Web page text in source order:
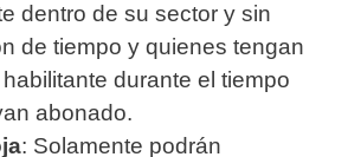
dentro de su sector y sin
de tiempo y quienes tengan
durante el tiempo
abonado.
: Solamente podrán